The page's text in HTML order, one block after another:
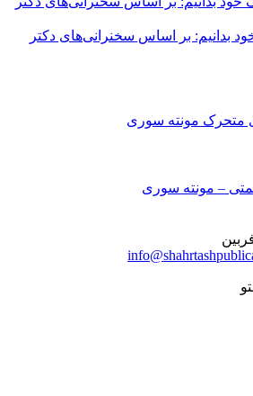
بدانیم: بر اساس سخنرانی‌های دکتر
متحرک مونته سوری
– مونته سوری